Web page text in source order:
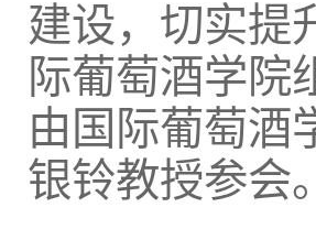
建设，切实提
际葡萄酒学院
由国际葡萄酒
银铃教授参会。